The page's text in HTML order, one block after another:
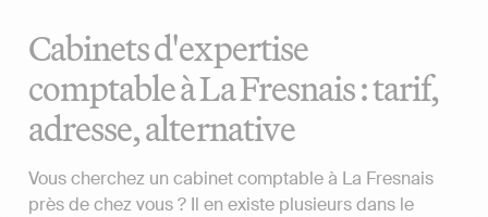
Cabinets d'expertise
comptable à La Fresnais : tarif,
adresse, alternative
Vous cherchez un cabinet comptable à La Fresnais
près de chez vous ? Il en existe plusieurs dans le